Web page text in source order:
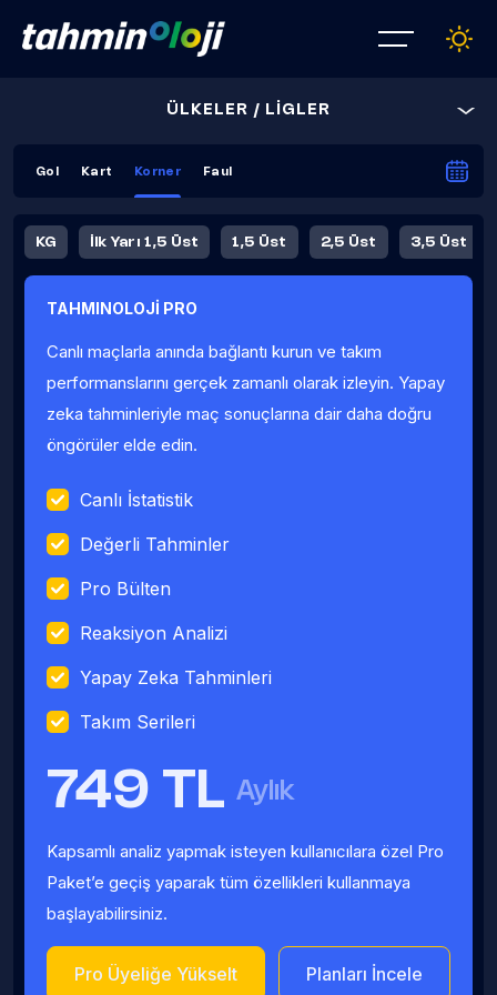
ÜLKELER / LİGLER
Gol Kart Korner Faul
KG İlk Yarı 1,5 Üst 1,5 Üst 2,5 Üst 3,5 Üst
Fauller Ortalama
TAHMINOLOJİ PRO
Canlı maçlarla anında bağlantı kurun ve takım
performanslarını gerçek zamanlı olarak izleyin. Yapay
zeka tahminleriyle maç sonuçlarına dair daha doğru
öngörüler elde edin.
Canlı İstatistik
Değerli Tahminler
Pro Bülten
Reaksiyon Analizi
Yapay Zeka Tahminleri
Takım Serileri
749 TL Aylık
Kapsamlı analiz yapmak isteyen kullanıcılara özel Pro
Paket’e geçiş yaparak tüm özellikleri kullanmaya
başlayabilirsiniz.
Pro Üyeliğe Yükselt Planları İncele